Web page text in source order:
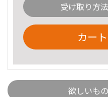
受け取り方
カー
欲しいも